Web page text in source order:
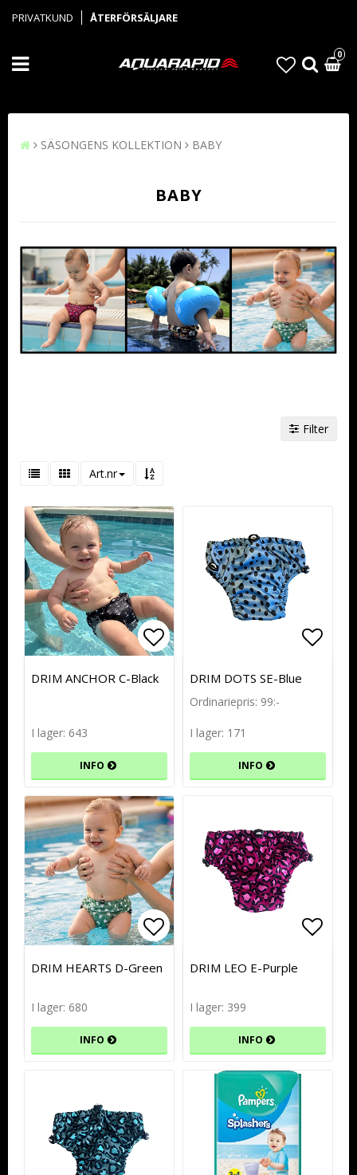
PRIVATKUND ÅTERFÖRSÄLJARE
0
SÄSONGENS KOLLEKTION BABY
BABY
Filter
Art.nr
Lägg till i favoritlistan
Lägg till i favoritlistan
DRIM ANCHOR C-Black
I lager: 643
INFO
DRIM DOTS SE-Blue
Ordinariepris: 99:-
I lager: 171
INFO
Lägg till i favoritlistan
Lägg till i favoritlistan
DRIM HEARTS D-Green
I lager: 680
INFO
DRIM LEO E-Purple
I lager: 399
INFO